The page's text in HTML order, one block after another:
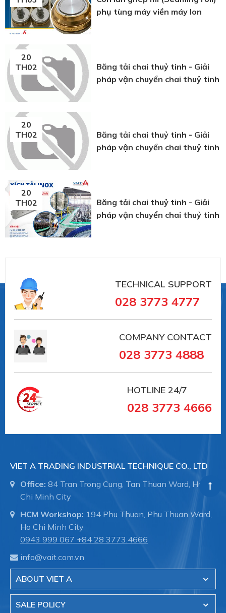
phụ tùng máy viền máy lon
20
TH02
Băng tải chai thuỷ tinh - Giải
pháp vận chuyển chai thuỷ tinh
20
TH02
Băng tải chai thuỷ tinh - Giải
pháp vận chuyển chai thuỷ tinh
20
TH02
Băng tải chai thuỷ tinh - Giải
pháp vận chuyển chai thuỷ tinh
TECHNICAL SUPPORT
028 3773 4777
COMPANY CONTACT
028 3773 4888
HOTLINE 24/7
028 3773 4666
VIET A TRADING INDUSTRIAL TECHNIQUE CO., LTD
Office: 84 Tran Trong Cung, Tan Thuan Ward, Ho
Chi Minh City
HCM Workshop: 194 Phu Thuan, Phu Thuan Ward,
Ho Chi Minh City
0943 999 067 +84 28 3773.4666
info@vait.com.vn
ABOUT VIET A
SALE POLICY